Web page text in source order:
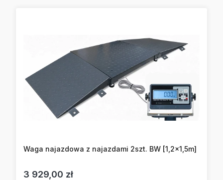
Waga najazdowa z najazdami 2szt. BW [1,2x1,5m]
Cena
3 929,00 zł